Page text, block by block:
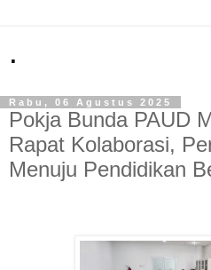
.
Rabu, 06 Agustus 2025
Pokja Bunda PAUD
Rapat Kolaborasi,
Menuju Pendidikan